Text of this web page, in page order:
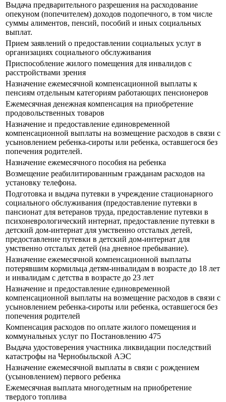
Выдача предварительного разрешения на расходование
опекуном (попечителем) доходов подопечного, в том числе
суммы алиментов, пенсий, пособий и иных социальных
выплат.
Прием заявлений о предоставлении социальных услуг в
организациях социального обслуживания
Приспособление жилого помещения для инвалидов с
расстройствами зрения
Назначение ежемесячной компенсационной выплаты к
пенсиям отдельным категориям работающих пенсионеров
Ежемесячная денежная компенсация на приобретение
продовольственных товаров
Назначение и предоставление единовременной
компенсационной выплаты на возмещение расходов в связи с
усыновлением ребенка-сироты или ребенка, оставшегося без
попечения родителей.
Назначение ежемесячного пособия на ребенка
Возмещение реабилитированным гражданам расходов на
установку телефона.
Подготовка и выдача путевки в учреждение стационарного
социального обслуживания (предоставление путевки в
пансионат для ветеранов труда, предоставление путевки в
психоневрологический интернат, предоставление путевки в
детский дом-интернат для умственно отсталых детей,
предоставление путевки в детский дом-интернат для
умственно отсталых детей (на дневное пребывание).
Назначение ежемесячной компенсационной выплаты
потерявшим кормильца детям-инвалидам в возрасте до 18 лет
и инвалидам с детства в возрасте до 23 лет
Назначение и предоставление единовременной
компенсационной выплаты на возмещение расходов в связи с
усыновлением ребенка-сироты или ребенка, оставшегося без
попечения родителей
Компенсация расходов по оплате жилого помещения и
коммунальных услуг по Постановлению 475
Выдача удостоверения участника ликвидации последствий
катастрофы на Чернобыльской АЭС
Назначение ежемесячной выплаты в связи с рождением
(усыновлением) первого ребенка
Ежемесячная выплата многодетным на приобретение
твердого топлива